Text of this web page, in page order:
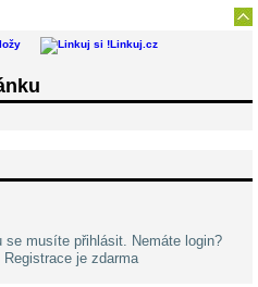
Linkuj.cz
musíte přihlásit. Nemáte login?
Registrace je zdarma